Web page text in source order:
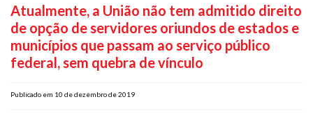
Atualmente, a União não tem admitido direito
de opção de servidores oriundos de estados e
municípios que passam ao serviço público
federal, sem quebra de vínculo
Publicado em 10 de dezembro de 2019
Nossos Convênios
Gympass Wellhub
Seguro Auto
Assistência Funeral